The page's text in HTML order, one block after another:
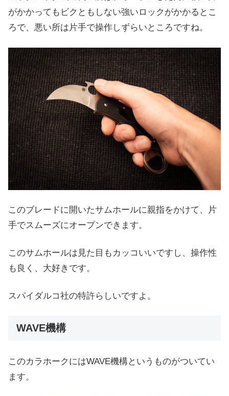
がかかってもビクともしない強いロックがかかるとこ
ろで、悪い所は片手で操作しずらいところですね。
このブレードに開いたサムホールに親指をかけて、片
手でスムーズにオープンできます。
このサムホールは見た目もカッコいいですし、操作性
も良く、大好きです。
スパイダルコ社の特許らしいですよ。
WAVE機構
このカラホークにはWAVE機構というものがついてい
ます。